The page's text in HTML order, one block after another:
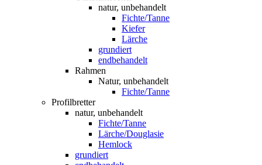
natur, unbehandelt
Fichte/Tanne
Kiefer
Lärche
grundiert
endbehandelt
Rahmen
Natur, unbehandelt
Fichte/Tanne
Profilbretter
natur, unbehandelt
Fichte/Tanne
Lärche/Douglasie
Hemlock
grundiert